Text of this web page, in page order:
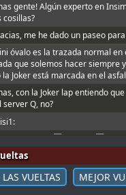
gente! Algún experto en
cosillas?
me he dado un paseo
óvalo es la trazada normal
que solemos hacer siempre
la Joker está marcada en el
con la Joker lap entiendo
server Q, no?
in forum
ten agallas y T1 ; *en ; Y
VUELTAS MEJOR